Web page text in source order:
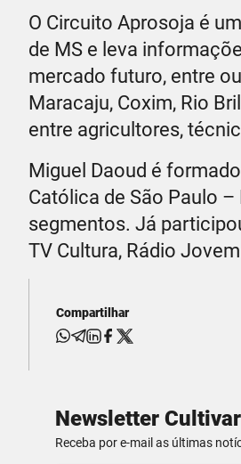
O Circuito Aprosoja é
de MS e leva
mercado futuro, entre
Maracaju, Coxim, Rio
entre agricultores,
Miguel Daoud é
Católica de São Paulo
segmentos. Já
TV Cultura, Rádio
Compartilhar
Newsletter Cultivar
Receba por e-mail as últimas